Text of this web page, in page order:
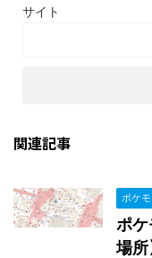
サイト
関連記事
ポケ
ポ
場所